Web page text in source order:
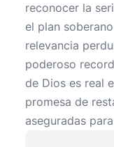
reconocer la
el plan
relevancia
poderoso
de Dios es real
promesa de
aseguradas